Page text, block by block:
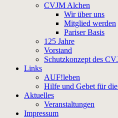
CVJM Alchen
Wir über uns
Mitglied werden
Pariser Basis
125 Jahre
Vorstand
Schutzkonzept des
Links
AUF!leben
Hilfe und Gebet für
Aktuelles
Veranstaltungen
Impressum